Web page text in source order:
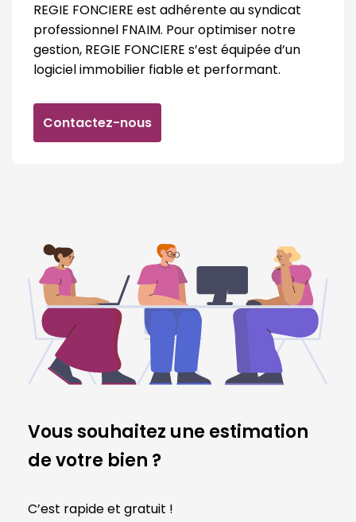
REGIE FONCIERE est adhérente au syndicat
professionnel FNAIM. Pour optimiser notre
gestion, REGIE FONCIERE s’est équipée d’un
logiciel immobilier fiable et performant.
Contactez-nous
Vous souhaitez une estimation
de votre bien ?
C’est rapide et gratuit !